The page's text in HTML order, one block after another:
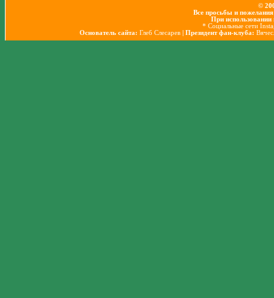
©
Все просьбы и
При использовании
* Социальные сети
Основатель сайта: Глеб Слесарев | Президент фан-клуба: